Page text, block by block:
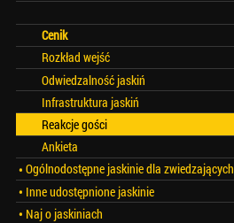
Cenik
Rozkład wejść
Odwiedzalność jaskiń
Infrastruktura jaskiń
Reakcje gości
Ankieta
Ogólnodostępne jaskinie dla zwiedzających
Inne udostępnione jaskinie
Naj o jaskiniach